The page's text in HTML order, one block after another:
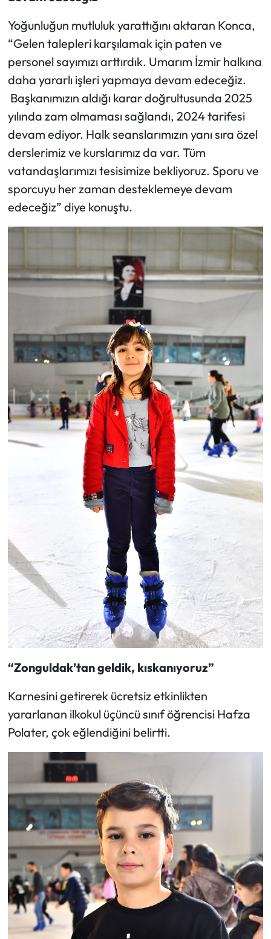
Yoğunluğun mutluluk yarattığını aktaran Konca,
“Gelen talepleri karşılamak için paten ve
personel sayımızı arttırdık. Umarım İzmir halkına
daha yararlı işleri yapmaya devam edeceğiz.
Başkanımızın aldığı karar doğrultusunda 2025
yılında zam olmaması sağlandı, 2024 tarifesi
devam ediyor. Halk seanslarımızın yanı sıra özel
derslerimiz ve kurslarımız da var. Tüm
vatandaşlarımızı tesisimize bekliyoruz. Sporu ve
sporcuyu her zaman desteklemeye devam
edeceğiz” diye konuştu.
“Zonguldak’tan geldik, kıskanıyoruz”
Karnesini getirerek ücretsiz etkinlikten
yararlanan ilkokul üçüncü sınıf öğrencisi Hafza
Polater, çok eğlendiğini belirtti.